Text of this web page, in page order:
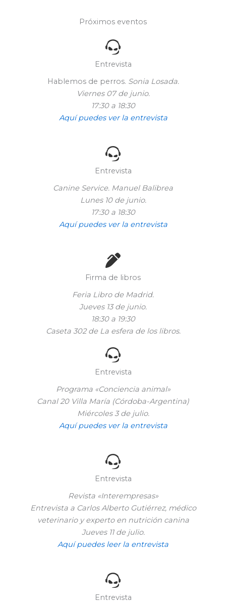
Próximos eventos
Entrevista
Hablemos de perros. Sonia Losada.
Viernes 07 de junio.
17:30 a 18:30
Aquí puedes ver la entrevista
Entrevista
Canine Service. Manuel Balibrea
Lunes 10 de junio.
17:30 a 18:30
Aquí puedes ver la entrevista
Firma de libros
Feria Libro de Madrid.
Jueves 13 de junio.
18:30 a 19:30
Caseta 302 de La esfera de los libros.
Entrevista
Programa «Conciencia animal»
Canal 20 Villa María (Córdoba-Argentina)
Miércoles 3 de julio.
Aquí puedes ver la entrevista
Entrevista
Revista «Interempresas»
Entrevista a Carlos Alberto Gutiérrez, médico
veterinario y experto en nutrición canina
Jueves 11 de julio.
Aquí puedes leer la entrevista
Entrevista